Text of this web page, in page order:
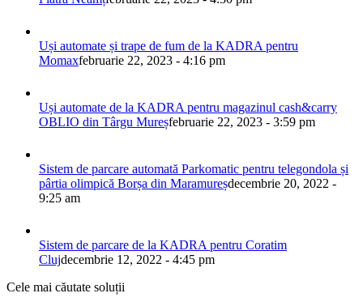
Uși automate și trape de fum de la KADRA pentru
Momaxfebruarie 22, 2023 - 4:16 pm
Uși automate de la KADRA pentru magazinul cash&carry
OBLIO din Târgu Mureșfebruarie 22, 2023 - 3:59 pm
Sistem de parcare automată Parkomatic pentru telegondola și
pârtia olimpică Borșa din Maramureșdecembrie 20, 2022 -
9:25 am
Sistem de parcare de la KADRA pentru Coratim
Clujdecembrie 12, 2022 - 4:45 pm
Cele mai căutate soluții